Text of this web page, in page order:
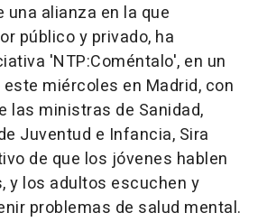
una alianza en la que
público y privado, ha
'NTP:Coméntalo', en un
miércoles en Madrid, con
las ministras de Sanidad,
Juventud e Infancia, Sira
de que los jóvenes hablen
y los adultos escuchen y
problemas de salud mental.